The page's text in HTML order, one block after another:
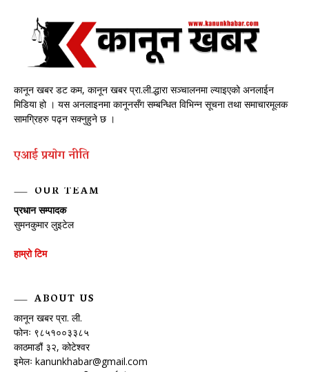
कानून खबर डट कम, कानून खबर प्रा.ली.द्धारा सञ्चालनमा ल्याइएको अनलाईन
मिडिया हो । यस अनलाइनमा कानूनसँग सम्बन्धित विभिन्न सूचना तथा समाचारमूलक
सामग्रिहरु पढ्न सक्नुहुने छ ।
एआई प्रयाेग नीति
OUR TEAM
प्रधान सम्पादक
सुमनकुमार लुइटेल
हाम्रो टिम
ABOUT US
कानून खबर प्रा. ली.
फोनः ९८५१००३३८५
काठमाडौं ३२, कोटेश्वर
इमेलः kanunkhabar@gmail.com